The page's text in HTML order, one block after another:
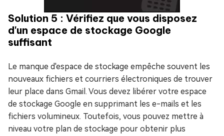
Solution 5 : Vérifiez que vous disposez
d'un espace de stockage Google
suffisant
Le manque d'espace de stockage empêche souvent les
nouveaux fichiers et courriers électroniques de trouver
leur place dans Gmail. Vous devez libérer votre espace
de stockage Google en supprimant les e-mails et les
fichiers volumineux. Toutefois, vous pouvez mettre à
niveau votre plan de stockage pour obtenir plus